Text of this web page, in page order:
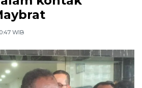
WIB